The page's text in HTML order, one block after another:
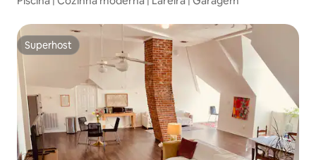
Superhost
Superhost